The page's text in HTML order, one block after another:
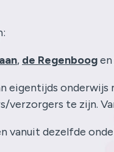
, de Regenboogen
eigentijds
te zijn.
vanuit dezelfde